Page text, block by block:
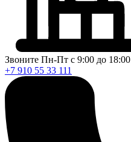
Звоните Пн-Пт с 9:00 до 18:00
+7 910 55 33 111